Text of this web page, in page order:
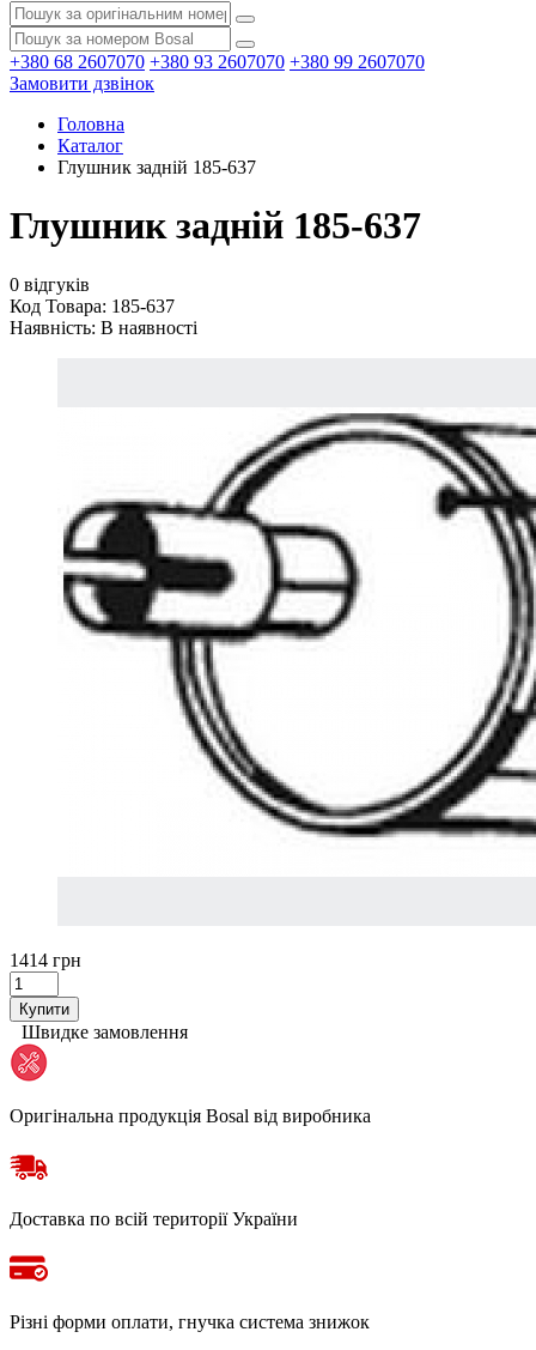
+380 68 2607070 +380 93 2607070 +380 99 2607070
Замовити дзвінок
Головна
Каталог
Глушник задній 185-637
Глушник задній 185-637
0 відгуків
Код Товара: 185-637
Наявність: В наявності
1414 грн
Купити
Швидке замовлення
Оригінальна продукція Bosal від виробника
Доставка по всій території України
Різні форми оплати, гнучка система знижок